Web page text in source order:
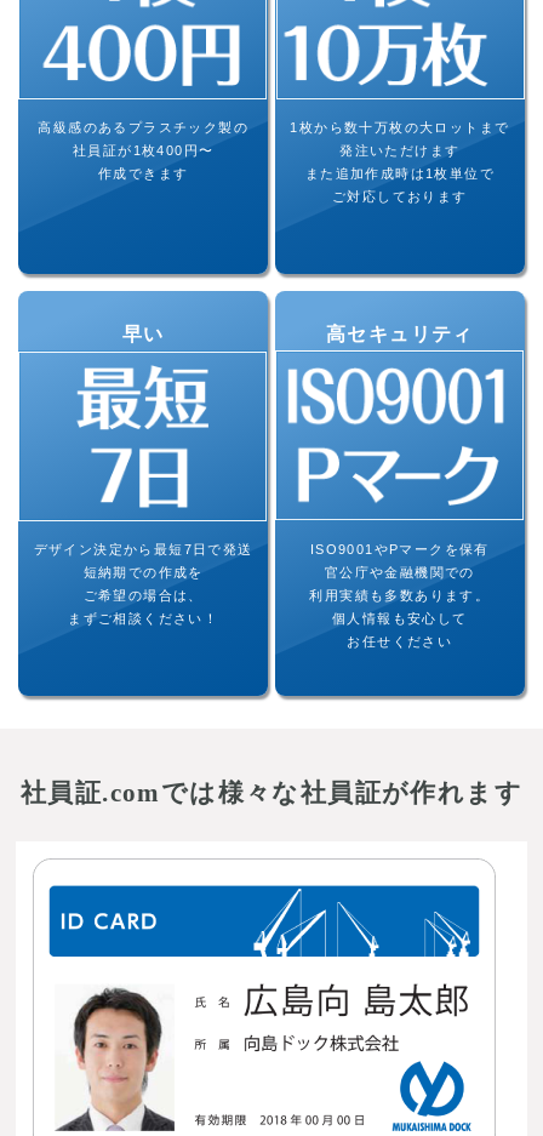
高級感のあるプラスチック製の
社員証が1枚400円〜
作成できます
1枚から数十万枚の大ロットまで
発注いただけます
また追加作成時は1枚単位で
ご対応しております
早い
デザイン決定から最短7日で発送
短納期での作成を
ご希望の場合は、
まずご相談ください！
高セキュリティ
ISO9001やPマークを保有
官公庁や金融機関での
利用実績も多数あります。
個人情報も安心して
お任せください
社員証.comでは様々な社員証が作れます